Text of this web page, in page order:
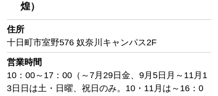
煌）
住所
十日町市室野576 奴奈川キャンパス2F
営業時間
10：00～17：00（～7月29日金、9月5日月～11月1
3日日は土・日曜、祝日のみ。10・11月は～16：0